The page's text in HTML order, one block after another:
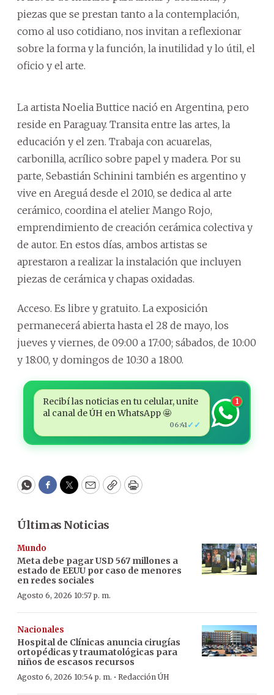
piezas que se prestan tanto a la contemplación,
como al uso cotidiano, nos invitan a reflexionar
sobre la forma y la función, la inutilidad y lo útil, el
oficio y el arte.
La artista Noelia Buttice nació en Argentina, pero
reside en Paraguay. Transita entre las artes, la
educación y el zen. Trabaja con acuarelas,
carbonilla, acrílico sobre papel y madera. Por su
parte, Sebastián Schinini también es argentino y
vive en Areguá desde el 2010, se dedica al arte
cerámico, coordina el atelier Mango Rojo,
emprendimiento de creación cerámica colectiva y
de autor. En estos días, ambos artistas se
aprestaron a realizar la instalación que incluyen
piezas de cerámica y chapas oxidadas.
Acceso. Es libre y gratuito. La exposición
permanecerá abierta hasta el 28 de mayo, los
jueves y viernes, de 09:00 a 17:00; sábados, de 10:00
y 18:00, y domingos de 10:30 a 18:00.
Recibí las noticias en tu celular, unite
al canal de ÚH en WhatsApp 🤩
06:41✓✓
1
WhatsApp
Facebook
Twitter
EmailCopyPrint
Últimas Noticias
Mundo
Meta debe pagar USD 567 millones a
estado de EEUU por caso de menores
en redes sociales
Agosto 6, 2026 10:57 p. m.
Nacionales
Hospital de Clínicas anuncia cirugías
ortopédicas y traumatológicas para
niños de escasos recursos
Agosto 6, 2026 10:54 p. m. · Redacción ÚH